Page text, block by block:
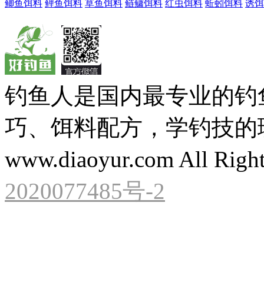
鲫鱼饵料 鲤鱼饵料 草鱼饵料 鲢鳙饵料 红虫饵料 蚯蚓饵料 诱
钓鱼人是国内最专业的
巧、饵料配方，学钓技
www.diaoyur.com All
2020077485号-2